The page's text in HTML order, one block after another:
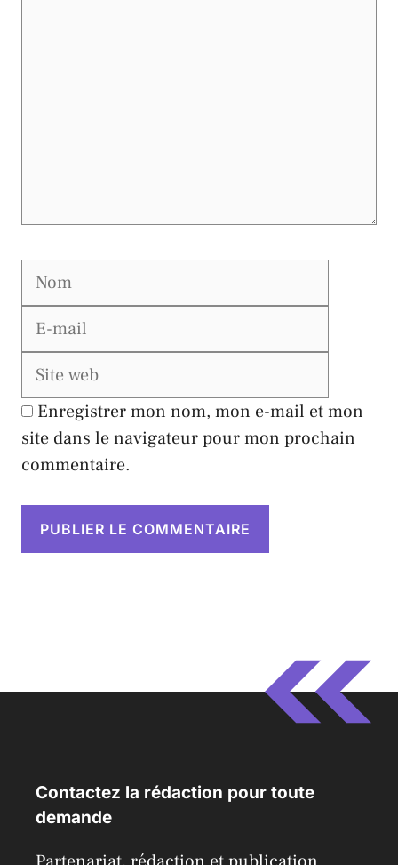
Nom
Enregistrer mon nom, mon e-mail et mon
site dans le navigateur pour mon prochain
commentaire.
Contactez la rédaction pour toute
demande